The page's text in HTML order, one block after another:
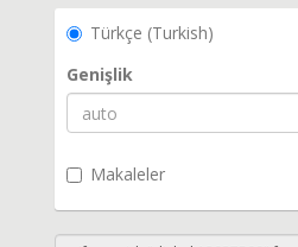
Türkçe (Turkish)
Genişlik
Makaleler